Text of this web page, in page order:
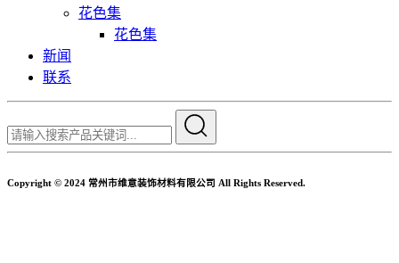
花色集
花色集
新闻
联系
Copyright © 2024 常州市维意装饰材料有限公司 All Rights Reserved.